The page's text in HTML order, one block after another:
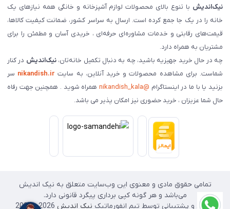
نیک‌اندیش با تنوع بالای محصولات لوازم آشپزخانه و خانگی همه نیازهای یک
خانه را در یک جا جمع کرده است. ارسال به سراسر کشور، ضمانت کیفیت کالاها،
قیمت‌های رقابتی و خدمات مشاوره‌ای حرفه‌ای ، خریدی آسان و مطمئن را برای
مشتریان به همراه دارد.
چه در حال خرید جهیزیه باشید، چه به دنبال تکمیل خانه‌تان،نیک‌اندیش در کنار
شماست. برای مشاهده محصولات و خرید آنلاین، به سایت nikandish.ir سر
بزنید یا با ما در اینستاگرام @nikandish_kala
همراه شوید . همچنین جهت رفاه
حال شما عزیزان ، خرید حضوری نیز امکان پذیر می باشد.
تمامی حقوق مادی و معنوی این وب‌سایت متعلق به نیک اندیش
می‌باشد و هر گونه کپی برداری پیگرد قانونی دارد.
طراحی و پشتیبانی توسط تیم انفورماتیک نیک اندیش 2026 - 2025